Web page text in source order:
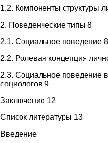
1.2. Компоненты структуры
2. Поведенческие типы 8
2.1. Социальное поведение 8
2.2. Ролевая концепция
2.3. Социальное поведение
социологов 9
Заключение 12
Список литературы 13
Введение